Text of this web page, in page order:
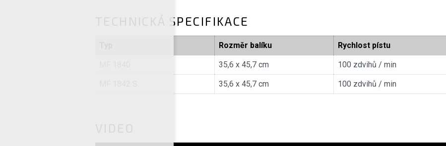
TECHNICKÁ SPECIFIKACE
Rozměr balíku Rychlost pístu
35,6 x 45,7 cm 100 zdvihů / min
35,6 x 45,7 cm 100 zdvihů / min